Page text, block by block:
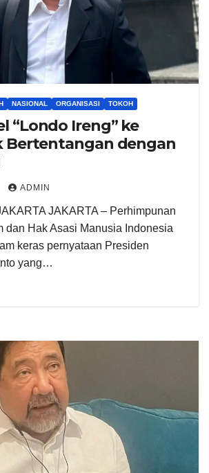
NASIONAL ORGANISASI TOKOH
“Londo Ireng” ke
Bertentangan dengan
ADMIN
JAKARTA – Perhimpunan
dan Hak Asasi Manusia Indonesia
keras pernyataan Presiden
yang…